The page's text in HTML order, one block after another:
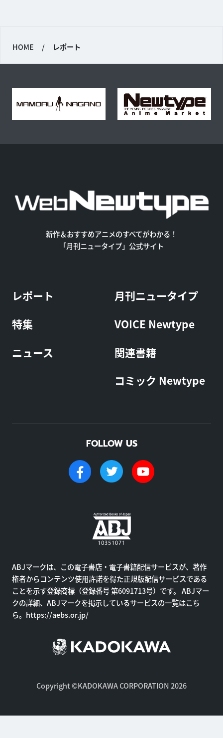
HOME / レポート
新作＆おすすめアニメのすべてがわかる！
「月刊ニュータイプ」公式サイト
レポート
特集
ニュース
月刊ニュータイプ
VOICE Newtype
関連書籍
コミック Newtype
FOLLOW US
ABJマークは、この電子書店・電子書籍配信サービスが、著作
権者からコンテンツ使用許諾を得た正規版配信サービスである
ことを示す登録商標（登録番号 第6091713号）です。 ABJマー
クの詳細、ABJマークを掲示しているサービスの一覧はこち
ら。 https://aebs.or.jp/
Copyright ©KADOKAWA CORPORATION 2026